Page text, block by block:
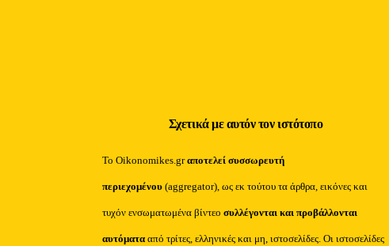
Σχετικά με αυτόν τον ιστότοπο
Το Oikonomikes.grαποτελεί συσσωρευτή
περιεχομένου (aggregator), ως εκ τούτου τα άρθρα, εικόνες και
τυχόν ενσωματωμένα βίντεοσυλλέγονται και προβάλλονται
αυτόματααπό τρίτες, ελληνικές και μη, ιστοσελίδες. Οι ιστοσελίδες